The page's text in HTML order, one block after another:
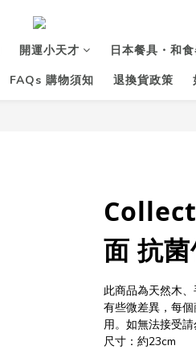
開運小天才 日本餐具・和
FAQs 購物須知 退換貨政策
面 抗
此商品為天然木
有些微差異，每
用。如無法接受請
尺寸：約23cm